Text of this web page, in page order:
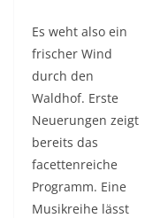
Es weht also ein
frischer Wind
durch den
Waldhof. Erste
Neuerungen zeigt
bereits das
facettenreiche
Programm. Eine
Musikreihe lässt